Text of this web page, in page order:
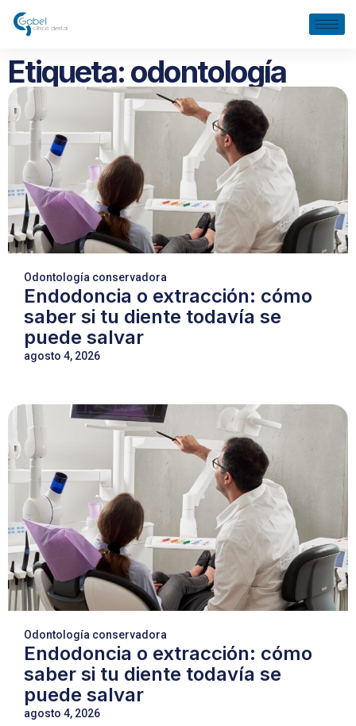
Etiqueta: odontología
Odontología conservadora
Endodoncia o extracción: cómo
saber si tu diente todavía se
puede salvar
agosto 4, 2026
Odontología conservadora
Endodoncia o extracción: cómo
saber si tu diente todavía se
puede salvar
agosto 4, 2026